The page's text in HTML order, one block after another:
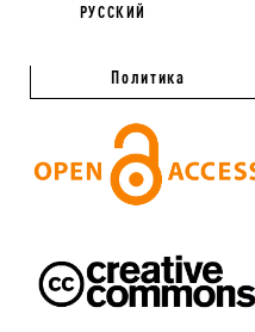
РУССКИЙ
Политика